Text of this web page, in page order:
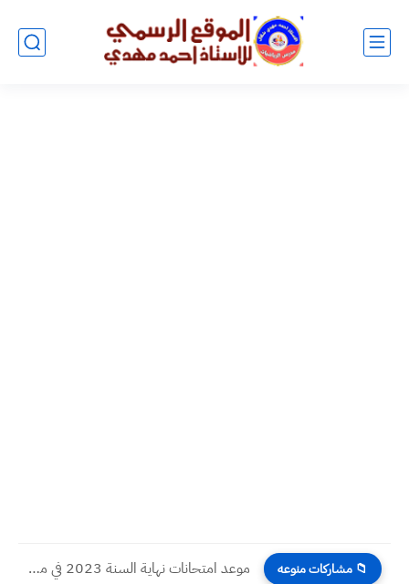
📁 مشاركات منوعه موعد امتحانات نهاية السنة 2023 في مدارس العراق